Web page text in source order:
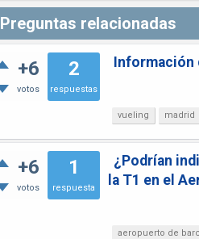
Preguntas relacionadas
+6
votos
2
respuestas
Información
vueling madrid
+6
votos
1
respuesta
¿Podrían
la T1 en el
aeropuerto de